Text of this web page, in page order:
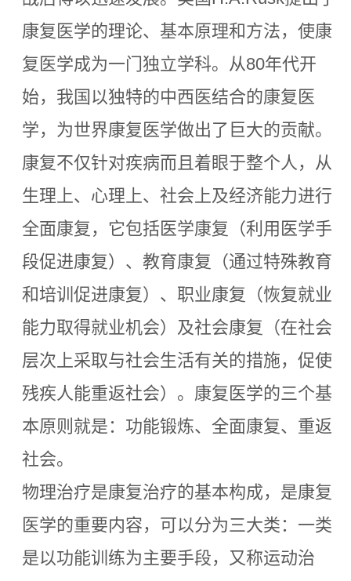
康复医学的理论、基本原理和方法，使康
复医学成为一门独立学科。从80年代开
始，我国以独特的中西医结合的康复医
学，为世界康复医学做出了巨大的贡献。
康复不仅针对疾病而且着眼于整个人，从
生理上、心理上、社会上及经济能力进行
全面康复，它包括医学康复（利用医学手
段促进康复）、教育康复（通过特殊教育
和培训促进康复）、职业康复（恢复就业
能力取得就业机会）及社会康复（在社会
层次上采取与社会生活有关的措施，促使
残疾人能重返社会）。康复医学的三个基
本原则就是：功能锻炼、全面康复、重返
社会。
物理治疗是康复治疗的基本构成，是康复
医学的重要内容，可以分为三大类：一类
是以功能训练为主要手段，又称运动治